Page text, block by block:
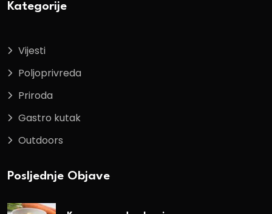
Kategorije
Vijesti
Poljoprivreda
Priroda
Gastro kutak
Outdoors
Posljednje Objave